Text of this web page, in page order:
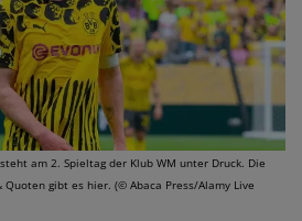
am 2. Spieltag der Klub WM unter Druck. Die
Quoten gibt es hier. (© Abaca Press/Alamy Live